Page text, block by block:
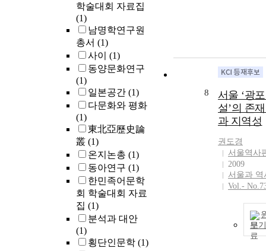
학술대회 자료집
(1)
남명학연구원
총서 (1)
사이 (1)
동양문화연구
(1)
일본공간 (1)
다문화와 평화
(1)
東北亞歷史論
叢 (1)
온지논총 (1)
동아연구 (1)
한민족어문학
회 학술대회 자료
집 (1)
분석과 대안
(1)
횡단인문학 (1)
the
ranges of
heptanone in
samples were
3.256,
μg/mL,
A literature
found that all
components
previously
in milk, while
and
newly
using
8
서울 ‘광
설’의 존
과 지역성
권도경
서울역사
2009
서울과 역
Vol.-
보기